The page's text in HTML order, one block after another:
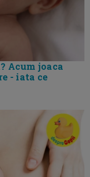
Acum joaca
- iata ce